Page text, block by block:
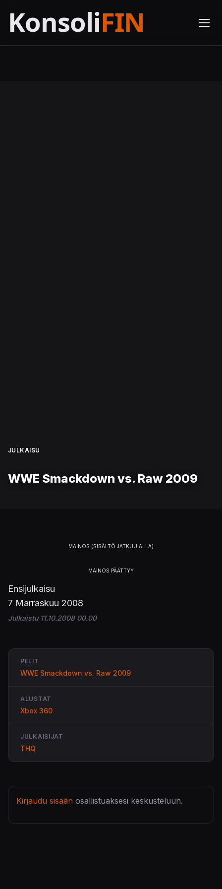
JULKAISU
WWE Smackdown vs. Raw 2009
Ensijulkaisu
7 Marraskuu 2008
Julkaistu 11.10.2008 00.00
PELIT
WWE Smackdown vs. Raw 2009
ALUSTAT
Xbox 360
JULKAISIJAT
THQ
Kirjaudu sisään osallistuaksesi keskusteluun.